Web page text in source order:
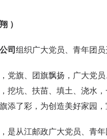
）
司 组织广大党员、青年团员
党旗、团旗飘扬，广大党
挖坑、扶苗、填土、浇水
添了彩，为创造美好家园，
是从江邮政广大党员、青